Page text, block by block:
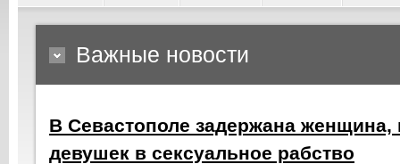
Важные новости
В Севастополе задержана
девушек в сексуальное рабство